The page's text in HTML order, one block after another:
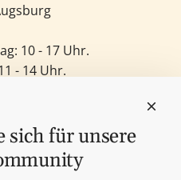
10 - 17 Uhr.
- 14 Uhr.
Deko
sich für unsere